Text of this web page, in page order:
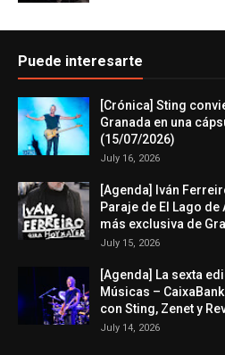
Puede interesarte
[Crónica] Sting
Granada en una
(15/07/2026)
July 16, 2026
[Agenda] Iván
Paraje de El Lago
más exclusiva de
July 15, 2026
[Agenda] La sexta
Músicas –
con Sting, Zenet y
July 14, 2026